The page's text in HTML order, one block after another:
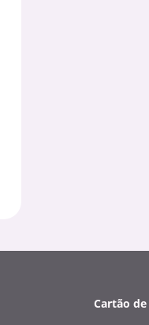
Cartão